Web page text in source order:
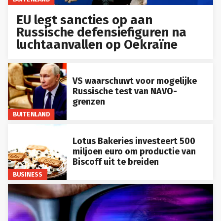
EU legt sancties op aan
Russische defensiefiguren na
luchtaanvallen op Oekraïne
BUITENLAND
VS waarschuwt voor mogelijke
Russische test van NAVO-
grenzen
BUSINESS
Lotus Bakeries investeert 500
miljoen euro om productie van
Biscoff uit te breiden